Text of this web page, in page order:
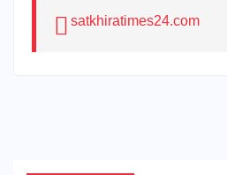
satkhiratimes24.com